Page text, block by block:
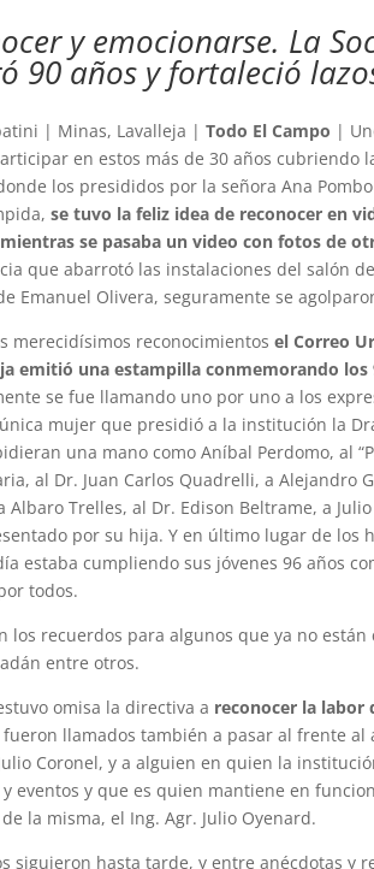
y emocionarse. La
90 años y fortaleció
| Minas, Lavalleja |Todo El Campo |
en estos más de 30 años cubriendo
los presididos por la señora Ana
se tuvo la feliz idea de reconocer en
se pasaba un video con fotos de
que abarrotó las instalaciones del salón
Emanuel Olivera, seguramente se
merecidísimos reconocimientosel Correo
emitió una estampilla conmemorando los
se fue llamando uno por uno a los
mujer que presidió a la institución la
una mano como Aníbal Perdomo, al
al Dr. Juan Carlos Quadrelli, a Alejandro
Albaro Trelles, al Dr. Edison Beltrame, a
por su hija. Y en último lugar de los
estaba cumpliendo sus jóvenes 96 años
todos.
los recuerdos para algunos que ya no
entre otros.
omisa la directiva a reconocer la labor
fueron llamados también a pasar al frente
Coronel, y a alguien en quien la
eventos y que es quien mantiene en
la misma, el Ing. Agr. Julio Oyenard.
siguieron hasta tarde, y entre anécdotas y